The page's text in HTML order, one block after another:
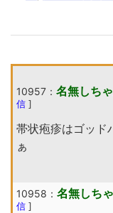
10957： 名無しちゃ
信 ]
帯状疱疹はゴッド
ぁ
10958： 名無しち
信 ]